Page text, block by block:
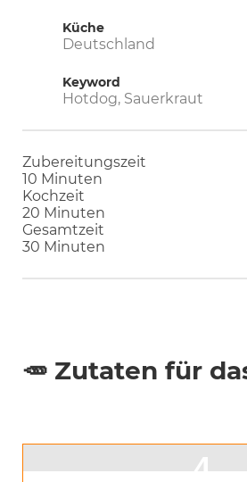
Küche
Deutschland
Keyword
Hotdog, Sauerkraut
Zubereitungszeit
10 Minuten
Minuten
Kochzeit
20 Minuten
Minuten
Gesamtzeit
30 Minuten
Minuten
🥕 Zutaten für